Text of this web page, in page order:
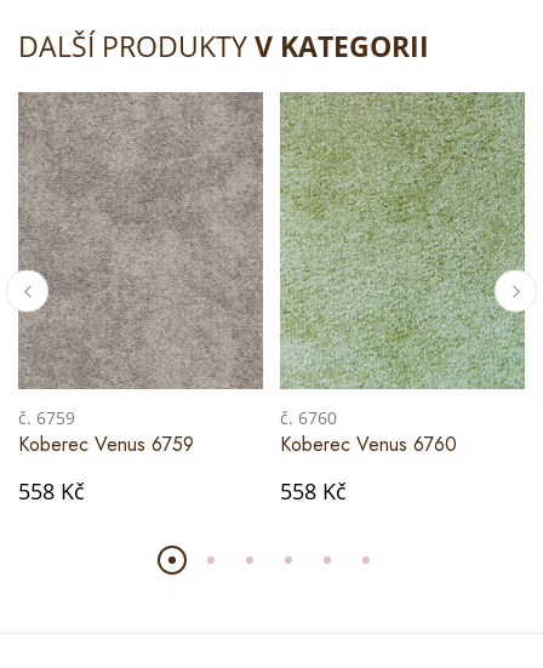
DALŠÍ PRODUKTYV KATEGORII
č. 6759
Koberec Venus 6759
558 Kč
č. 6760
Koberec Venus 6760
558 Kč